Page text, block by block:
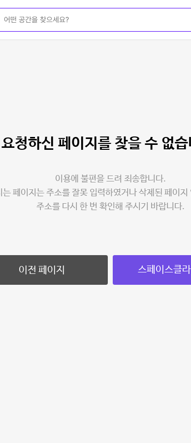
요청하신 페이지를 찾을 수 없
이용에 불편을 드려 죄송합니다.
는 페이지는 주소를 잘못 입력하였거나 삭제된 페이지
주소를 다시 한 번 확인해 주시기 바랍니다.
이전 페이지 스페이스클